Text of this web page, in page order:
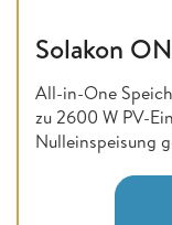
Solakon
All-in-One
zu 2600 W PV-
Nulleinspeisung